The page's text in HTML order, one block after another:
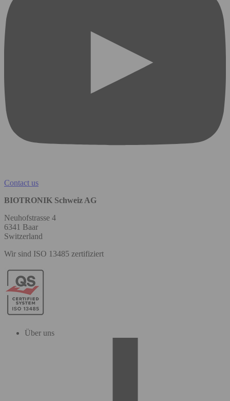
Contact us
BIOTRONIK Schweiz AG
Neuhofstrasse 4
6341 Baar
Switzerland
Wir sind ISO 13485 zertifiziert
Über uns